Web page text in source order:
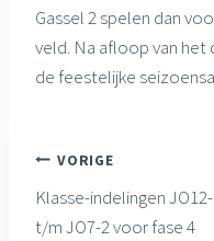
Gassel 2 spelen dan
veld. Na afloop van het
de feestelijke
Bericht
navigatie
VORIGE
Klasse-indelingen
t/m JO7-2 voor fase 4